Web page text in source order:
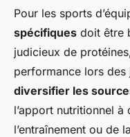
Pour les sports
spécifiques doit être
judicieux de
performance lors des
diversifier les
l’apport nutri­tion­nel
l’entraînement ou de